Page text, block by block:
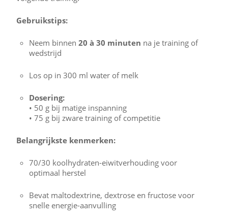
Gebruikstips:
Neem binnen 20 à 30 minuten na je training of
wedstrijd
Los op in 300 ml water of melk
Dosering:
• 50 g bij matige inspanning
• 75 g bij zware training of competitie
Belangrijkste kenmerken:
70/30 koolhydraten-eiwitverhouding voor
optimaal herstel
Bevat maltodextrine, dextrose en fructose voor
snelle energie-aanvulling